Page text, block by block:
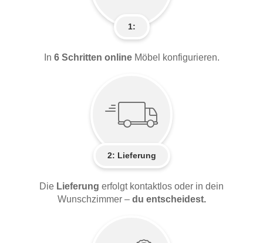
1:
In 6 Schritten online Möbel konfigurieren.
2: Lieferung
Die Lieferung erfolgt kontaktlos oder in dein
Wunschzimmer – du entscheidest.